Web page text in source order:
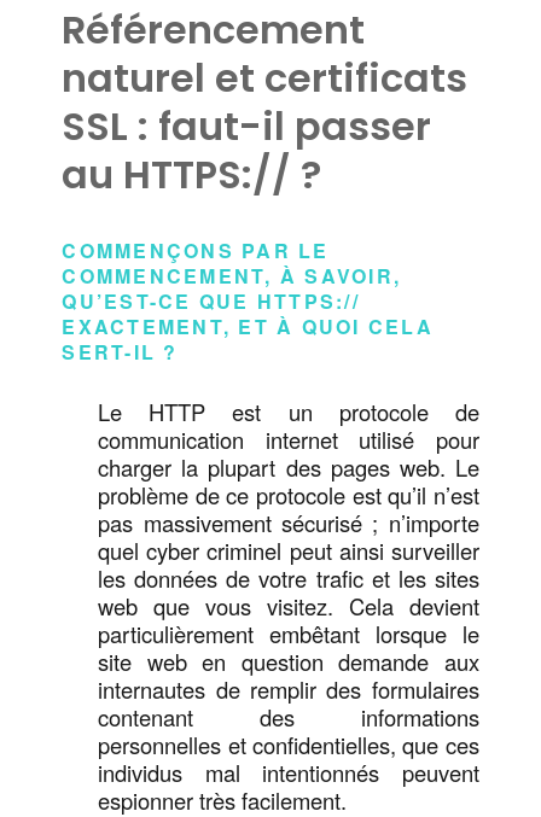
Référencement
naturel et certificats
SSL : faut-il passer
au HTTPS:// ?
COMMENÇONS PAR LE
COMMENCEMENT, À SAVOIR,
QU’EST-CE QUE HTTPS://
EXACTEMENT, ET À QUOI CELA
SERT-IL ?
Le HTTP est un protocole de
communication internet utilisé pour
charger la plupart des pages web. Le
problème de ce protocole est qu’il n’est
pas massivement sécurisé ; n’importe
quel cyber criminel peut ainsi surveiller
les données de votre trafic et les sites
web que vous visitez. Cela devient
particulièrement embêtant lorsque le
site web en question demande aux
internautes de remplir des formulaires
contenant des informations
personnelles et confidentielles, que ces
individus mal intentionnés peuvent
espionner très facilement.